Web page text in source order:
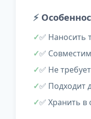
⚡
✅ Наносить
✅
✅ Не
✅ Подходит
✅ Хранить в